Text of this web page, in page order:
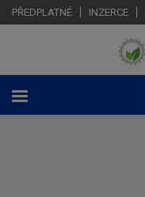
PŘEDPLATNÉ INZERCE